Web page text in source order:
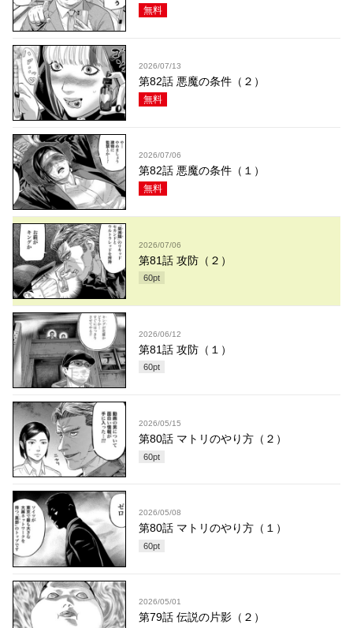
無料
2026/07/13
第82話 悪魔の条件（２）
無料
2026/07/06
第82話 悪魔の条件（１）
無料
2026/07/06
第81話 攻防（２）
60pt
2026/06/12
第81話 攻防（１）
60pt
2026/05/15
第80話 マトリのやり方（２）
60pt
2026/05/08
第80話 マトリのやり方（１）
60pt
2026/05/01
第79話 伝説の片影（２）